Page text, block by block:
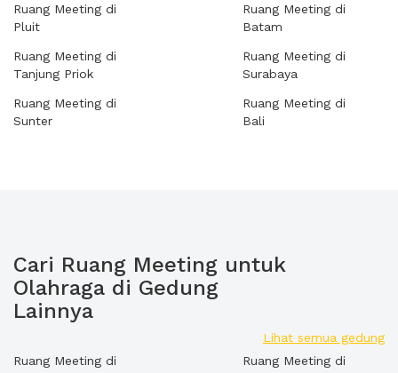
Ruang Meeting di
Pluit
Ruang Meeting di
Tanjung Priok
Ruang Meeting di
Sunter
Ruang Meeting di
Batam
Ruang Meeting di
Surabaya
Ruang Meeting di
Bali
Cari Ruang Meeting untuk
Olahraga di Gedung
Lainnya
Lihat semua gedung
Ruang Meeting di
Ruang Meeting di